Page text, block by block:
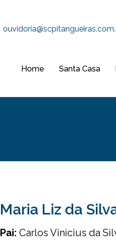
Home Santa Casa
Maria Liz da
Pai: Carlos Vinicius da